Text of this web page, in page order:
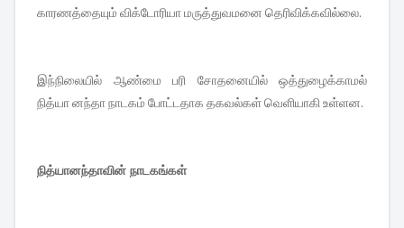
காரணத்தையும் விக்டோரியா மருத்துவமனை தெரிவிக்கவில்லை.
இந்நிலையில் ஆண்மை பரி சோதனையில் ஒத்துழைக்காமல்
நித்யா னந்தா நாடகம் போட்டதாக தகவல்கள் வெளியாகி உள்ளன.
நித்யானந்தாவின் நாடகங்கள்